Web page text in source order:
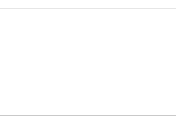
Bewertungen nur in der aktuellen Sprache